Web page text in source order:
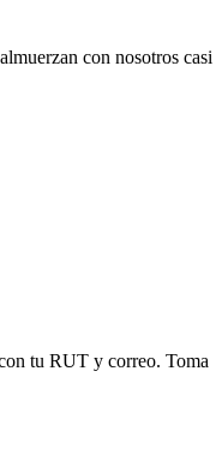
con nosotros casi
tu RUT y correo. Toma